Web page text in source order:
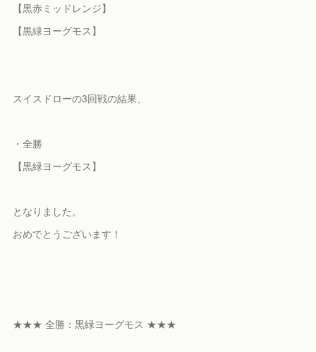
【黒赤ミッドレンジ】
【黒緑ヨーグモス】
スイスドローの3回戦の結果、
・全勝
【黒緑ヨーグモス】
となりました。
おめでとうございます！
★★★ 全勝：黒緑ヨーグモス ★★★